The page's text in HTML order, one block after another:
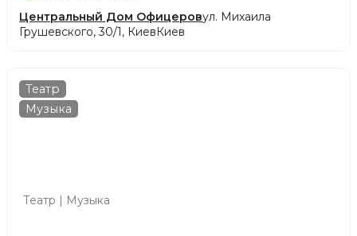
Центральный Дом Офицеровул. Михаила
Грушевского, 30/1, КиевКиев
Театр
Музыка
Театр | Музыка